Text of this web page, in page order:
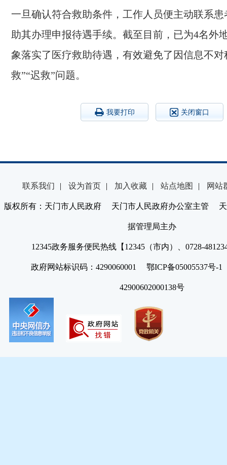
一旦确认符合救助条件，工作人员便主动联系
助其办理申报待遇手续。截至目前，已为4名外
象落实了医疗救助待遇，有效避免了因信息不对
救”“迟救”问题。
我要打印 关闭窗口
联系我们 | 设为首页 | 加入收藏 | 站点地图 | 网站
版权所有：天门市人民政府 天门市人民政府办公室主管 天
据管理局主办
12345政务服务便民热线【12345（市内）、0728-
政府网站标识码：4290060001 鄂ICP备05005537号
42900602000138号